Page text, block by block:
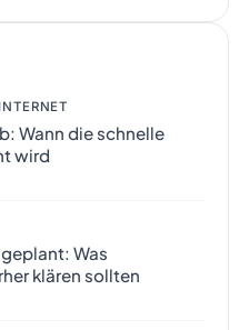
Wann die schnelle
wird
Was
klären sollten